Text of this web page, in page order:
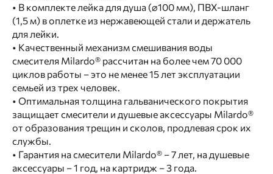
• В комплекте лейка для душа (⌀100 мм), ПВХ-шланг
(1,5 м) в оплетке из нержавеющей стали и держатель
для лейки.
• Качественный механизм смешивания воды
смесителя Milardo® рассчитан на более чем 70 000
циклов работы – это не менее 15 лет эксплуатации
семьей из трех человек.
• Оптимальная толщина гальванического покрытия
защищает смесители и душевые аксессуары Milardo®
от образования трещин и сколов, продлевая срок их
службы.
• Гарантия на смесители Milardo® – 7 лет, на душевые
аксессуары – 1 год, на картридж – 3 года.